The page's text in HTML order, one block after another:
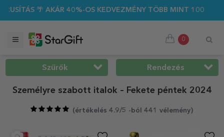
OS KEDVEZMÉNY TÖBB MINT 100 SZEMÉLYRE SZABOTT
0
Szűrők Rendezés
Személyre szabott italok – Fekete péntek 2024
(értékelés 4.9/5 -ból 441 vélemény)